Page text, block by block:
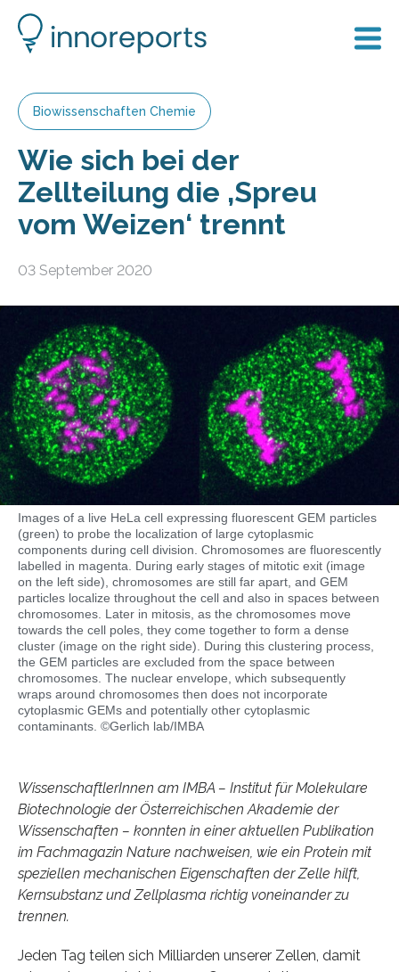
Biowissenschaften Chemie
Wie sich bei der
Zellteilung die ‚Spreu
vom Weizen‘ trennt
03 September 2020
Images of a live HeLa cell expressing fluorescent GEM particles
(green) to probe the localization of large cytoplasmic
components during cell division. Chromosomes are fluorescently
labelled in magenta. During early stages of mitotic exit (image
on the left side), chromosomes are still far apart, and GEM
particles localize throughout the cell and also in spaces between
chromosomes. Later in mitosis, as the chromosomes move
towards the cell poles, they come together to form a dense
cluster (image on the right side). During this clustering process,
the GEM particles are excluded from the space between
chromosomes. The nuclear envelope, which subsequently
wraps around chromosomes then does not incorporate
cytoplasmic GEMs and potentially other cytoplasmic
contaminants. ©Gerlich lab/IMBA
WissenschaftlerInnen am IMBA – Institut für Molekulare
Biotechnologie der Österreichischen Akademie der
Wissenschaften – konnten in einer aktuellen Publikation
im Fachmagazin Nature nachweisen, wie ein Protein mit
speziellen mechanischen Eigenschaften der Zelle hilft,
Kernsubstanz und Zellplasma richtig voneinander zu
trennen.
Jeden Tag teilen sich Milliarden unserer Zellen, damit